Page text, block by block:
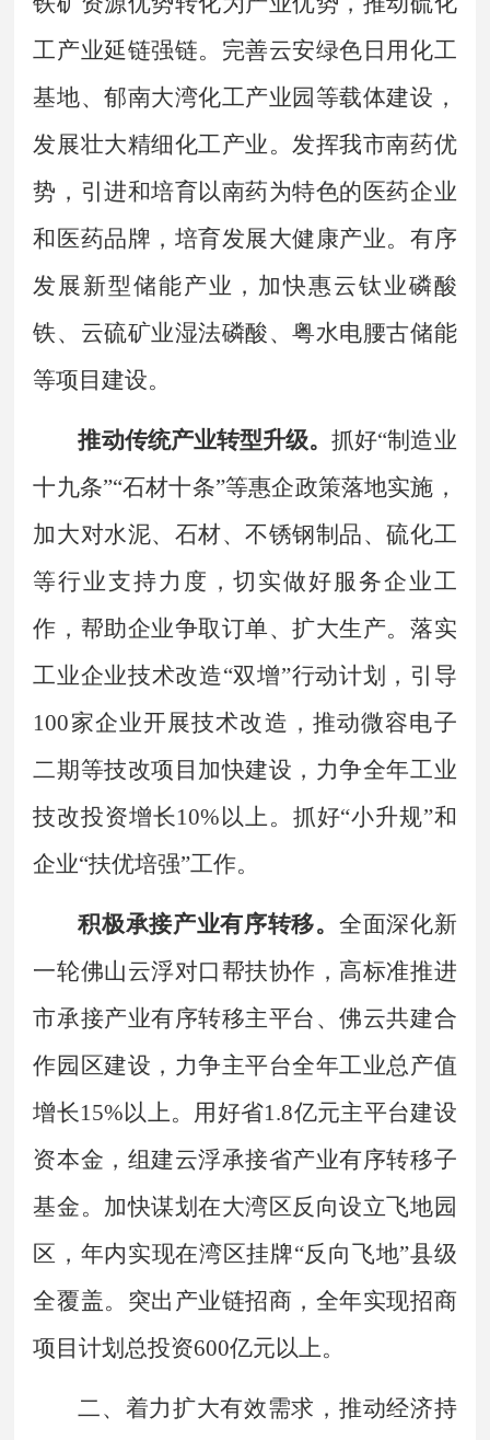
工产业延链强链。完善云安绿色日用化工
基地、郁南大湾化工产业园等载体建设，
发展壮大精细化工产业。 发挥我市南药优
势，引进和培育以南药为特色的医药企业
和医药品牌， 培育发展大健康产业。有序
发展新型储能产业，加快惠云钛业磷酸
铁、云硫矿业湿法磷酸、粤水电腰古储能
等项目建设。
推动传统产业转型升级。抓好“制造业
十九条”“石材十条”等惠企政策落地实施，
加大对水泥、石材、不锈钢制品、硫化工
等行业支持力度，切实做好服务企业工
作，帮助企业争取订单、扩大生产。落实
工业企业技术改造“双增”行动计划，引导
100家企业开展技术改造，推动微容电子
二期等技改项目加快建设，力争全年工业
技改投资增长10% 以上。抓好“小升规”和
企业“扶优培强”工作。
积极承接产业有序转移。 全面深化新
一轮佛山云浮对口帮扶协作，高标准推进
市承接产业有序转移主平台、佛云共建合
作园区建设，力争主平台全年工业总产值
增长15%以上。用好省1.8亿元主平台建设
资本金，组建云浮承接省产业有序转移子
基金。加快谋划在大湾区反向设立飞地园
区，年内实现在湾区挂牌“反向飞地”县级
全覆盖。突出产业链招商，全年实现招商
项目计划总投资600亿元以上。
二、着力扩大有效需求，推动经济持